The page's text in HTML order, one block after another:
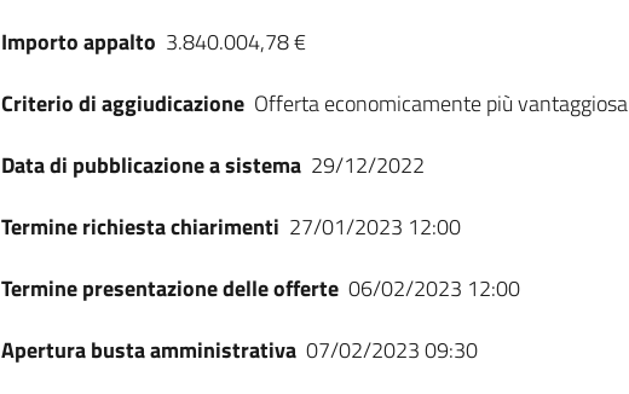
Importo appalto 3.840.004,78 €
Criterio di aggiudicazione Offerta economicamente più vantaggiosa
Data di pubblicazione a sistema 29/12/2022
Termine richiesta chiarimenti 27/01/2023 12:00
Termine presentazione delle offerte 06/02/2023 12:00
Apertura busta amministrativa 07/02/2023 09:30